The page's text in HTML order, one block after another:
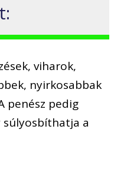
viharok,
nyirkosabbak
penész pedig
a